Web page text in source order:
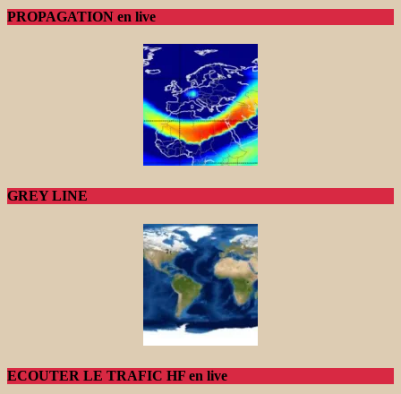
PROPAGATION en live
GREY LINE
ECOUTER LE TRAFIC HF en live